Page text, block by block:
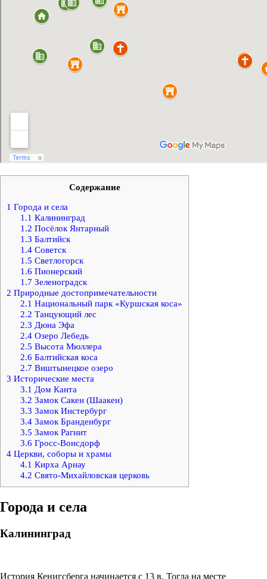
Содержание
1 Города и села
1.1 Калининград
1.2 Посёлок Янтарный
1.3 Балтийск
1.4Советск
1.5 Светлогорск
1.6 Пионерский
1.7 Зеленоградск
2 Природные достопримечательности
2.1 Национальный парк «Куршская коса»
2.2 Танцующий лес
2.3 Дюна Эфа
2.4Озеро Лебедь
2.5 Высота Мюллера
2.6 Балтийская коса
2.7 Виштынецкое озеро
3 Исторические места
3.1 Дом Канта
3.2 Замок Сакен (Шаакен)
3.3 Замок Инстербург
3.4Замок Бранденбург
3.5 Замок Рагнит
3.6 Гросс-Вонсдорф
4 Церкви, соборы и храмы
4.1 Кирха Арнау
4.2 Свято-Михайловская церковь
Города и села
Калининград
История Кенигсберга начинается с 13 в. Тогда на месте